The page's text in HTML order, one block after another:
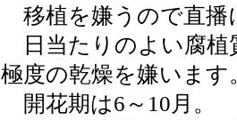
移植を嫌うので直播
日当たりのよい腐植
極度の乾燥を嫌います
開花期は6～10月。